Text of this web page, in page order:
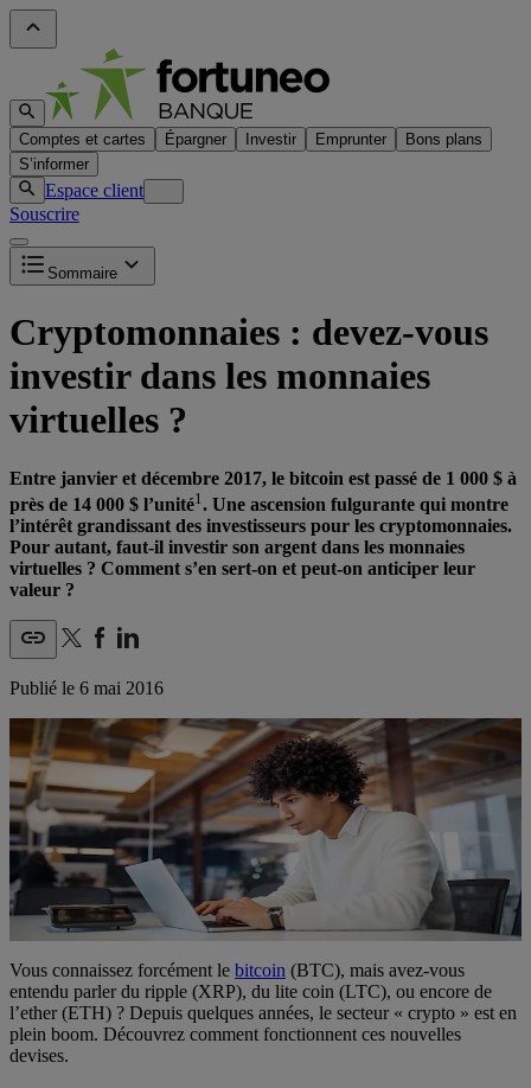
Comptes et cartes Épargner Investir Emprunter
Bons plans
S’informer
Espace client
Souscrire
Sommaire
Cryptomonnaies : devez-vous
investir dans les monnaies
virtuelles ?
Entre janvier et décembre 2017, le bitcoin est passé de 1 000 $ à
près de 14 000 $ l’unité1 . Une ascension fulgurante qui montre
l’intérêt grandissant des investisseurs pour les cryptomonnaies.
Pour autant, faut-il investir son argent dans les monnaies
virtuelles ? Comment s’en sert-on et peut-on anticiper leur
valeur ?
Publié le 6 mai 2016
Vous connaissez forcément le bitcoin (BTC), mais avez-vous
entendu parler du ripple (XRP), du lite coin (LTC), ou encore de
l’ether (ETH) ? Depuis quelques années, le secteur « crypto » est en
plein boom. Découvrez comment fonctionnent ces nouvelles
devises.